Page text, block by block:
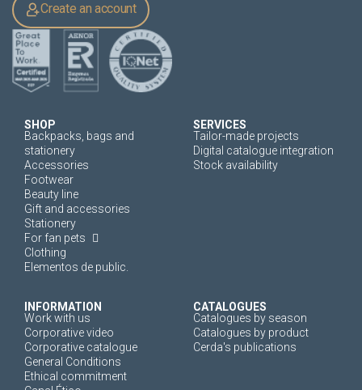
Create an account
SHOP
Backpacks, bags and
stationery
Accessories
Footwear
Beauty line
Gift and accessories
Stationery
For fan pets
Clothing
Elementos de public.
SERVICES
Tailor-made projects
Digital catalogue integration
Stock availability
INFORMATION
Work with us
Corporative video
Corporative catalogue
General Conditions
Ethical commitment
CATALOGUES
Catalogues by season
Catalogues by product
Cerda's publications